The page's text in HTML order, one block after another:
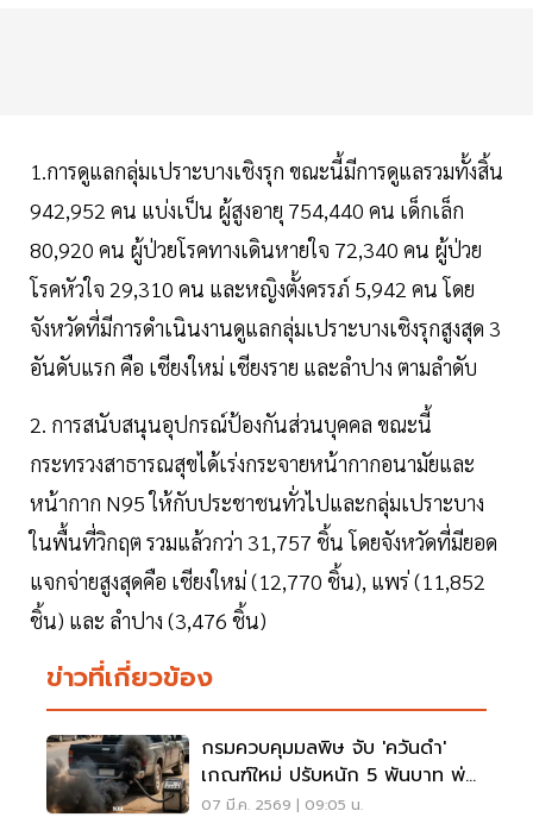
1.การดูแลกลุ่มเปราะบางเชิงรุก ขณะนี้มีการดูแลรวมทั้งสิ้น
942,952 คน แบ่งเป็น ผู้สูงอายุ 754,440 คน เด็กเล็ก
80,920 คน ผู้ป่วยโรคทางเดินหายใจ 72,340 คน ผู้ป่วย
โรคหัวใจ 29,310 คน และหญิงตั้งครรภ์ 5,942 คน โดย
จังหวัดที่มีการดำเนินงานดูแลกลุ่มเปราะบางเชิงรุกสูงสุด 3
อันดับแรก คือ เชียงใหม่ เชียงราย และลำปาง ตามลำดับ
2. การสนับสนุนอุปกรณ์ป้องกันส่วนบุคคล ขณะนี้
กระทรวงสาธารณสุขได้เร่งกระจายหน้ากากอนามัยและ
หน้ากาก N95 ให้กับประชาชนทั่วไปและกลุ่มเปราะบาง
ในพื้นที่วิกฤต รวมแล้วกว่า 31,757 ชิ้น โดยจังหวัดที่มียอด
แจกจ่ายสูงสุดคือ เชียงใหม่ (12,770 ชิ้น), แพร่ (11,852
ชิ้น) และ ลำปาง (3,476 ชิ้น)
ข่าวที่เกี่ยวข้อง
กรมควบคุมมลพิษ จับ 'ควันดำ'
เกณฑ์ใหม่ ปรับหนัก 5 พันบาท พ่น
ข้อความระงับใช้ชั่วคราว
07 มี.ค. 2569 | 09:05 น.